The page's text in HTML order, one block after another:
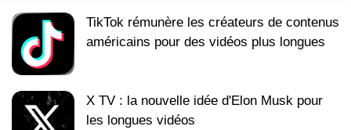
TikTok rémunère les créateurs de contenus
américains pour des vidéos plus longues
X TV : la nouvelle idée d'Elon Musk pour
les longues vidéos